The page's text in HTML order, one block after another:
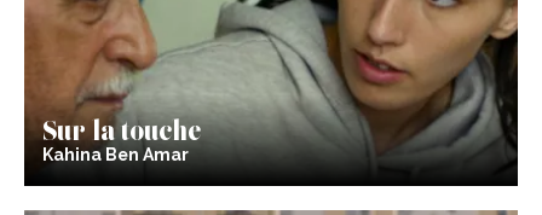
Sur la touche
Kahina Ben Amar